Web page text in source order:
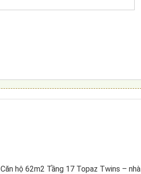
Căn hộ 62m2 Tầng 17 Topaz Twins – nhà